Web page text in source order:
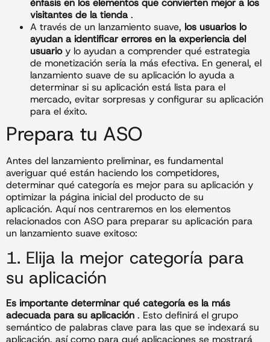
énfasis en los elementos que convierten mejor a los
visitantes de la tienda .
A través de un lanzamiento suave, los usuarios lo
ayudan a identificar errores en la experiencia del
usuarioy lo ayudan a comprender qué estrategia
de monetización sería la más efectiva. En general, el
lanzamiento suave de su aplicación lo ayuda a
determinar si su aplicación está lista para el
mercado, evitar sorpresas y configurar su aplicación
para el éxito.
Prepara tu ASO
Antes del lanzamiento preliminar, es fundamental
averiguar qué están haciendo los competidores,
determinar qué categoría es mejor para su aplicación y
optimizar la página inicial del producto de su
aplicación. Aquí nos centraremos en los elementos
relacionados con ASO para preparar su aplicación para
un lanzamiento suave exitoso:
1. Elija la mejor categoría para
su aplicación
Es importante determinar qué categoría es la más
adecuada para su aplicación . Esto definirá el grupo
semántico de palabras clave para las que se indexará su
aplicación, así como para qué aplicaciones se mostrará